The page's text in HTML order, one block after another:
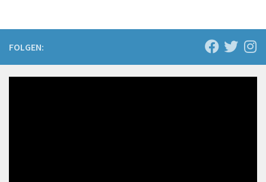
FOLGEN: